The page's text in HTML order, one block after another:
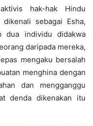
hak-hak Hindu
sebagai Esha,
dua individu didakwa
daripada mereka,
mengaku bersalah
menghina dengan
dan mengganggu
denda dikenakan itu